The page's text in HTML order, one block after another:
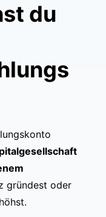
du
gründest oder